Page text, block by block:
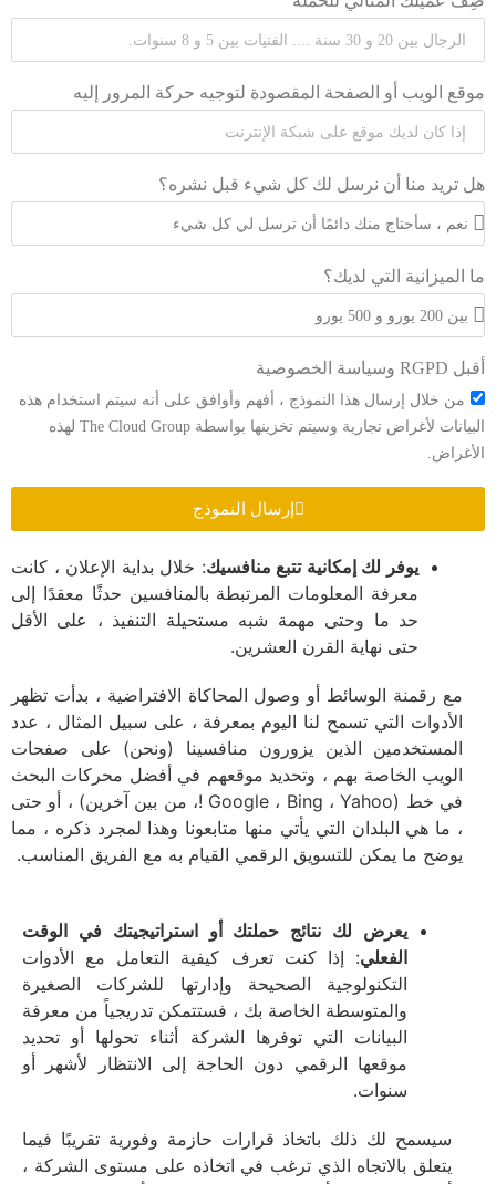
موقع الويب أو الصفحة المقصودة لتوجيه حركة المرور إليه
هل تريد منا أن نرسل لك كل شيء قبل نشره؟
ما الميزانية التي لديك؟
أقبل RGPD وسياسة الخصوصية
من خلال إرسال هذا النموذج ، أفهم وأوافق على أنه سيتم استخدام هذه
البيانات لأغراض تجارية وسيتم تخزينها بواسطة The Cloud Group لهذه
الأغراض.
إرسال النموذج
يوفر لك إمكانية تتبع منافسيك: خلال بداية الإعلان ، كانت
معرفة المعلومات المرتبطة بالمنافسين حدثًا معقدًا إلى
حد ما وحتى مهمة شبه مستحيلة التنفيذ ، على الأقل
حتى نهاية القرن العشرين.
مع رقمنة الوسائط أو وصول المحاكاة الافتراضية ، بدأت تظهر
الأدوات التي تسمح لنا اليوم بمعرفة ، على سبيل المثال ، عدد
المستخدمين الذين يزورون منافسينا (ونحن) على صفحات
الويب الخاصة بهم ، وتحديد موقعهم في أفضل محركات البحث
في خط (Google ، Bing ، Yahoo !، من بين آخرين) ، أو حتى
، ما هي البلدان التي يأتي منها متابعونا وهذا لمجرد ذكره ، مما
يوضح ما يمكن للتسويق الرقمي القيام به مع الفريق المناسب.
يعرض لك نتائج حملتك أو استراتيجيتك في الوقت
الفعلي: إذا كنت تعرف كيفية التعامل مع الأدوات
التكنولوجية الصحيحة وإدارتها للشركات الصغيرة
والمتوسطة الخاصة بك ، فستتمكن تدريجياً من معرفة
البيانات التي توفرها الشركة أثناء تحولها أو تحديد
موقعها الرقمي دون الحاجة إلى الانتظار لأشهر أو
سنوات.
سيسمح لك ذلك باتخاذ قرارات حازمة وفورية تقريبًا فيما
يتعلق بالاتجاه الذي ترغب في اتخاذه على مستوى الشركة ،